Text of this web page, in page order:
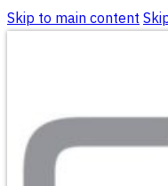
Skip to main content